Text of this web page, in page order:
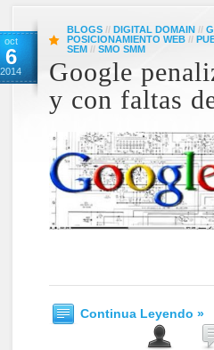
oct
6
2014
BLOGS // DIGITAL DOMAIN //
POSICIONAMIENTO WEB //
SEM // SMO SMM
Google
y con faltas
Continua Leyendo »